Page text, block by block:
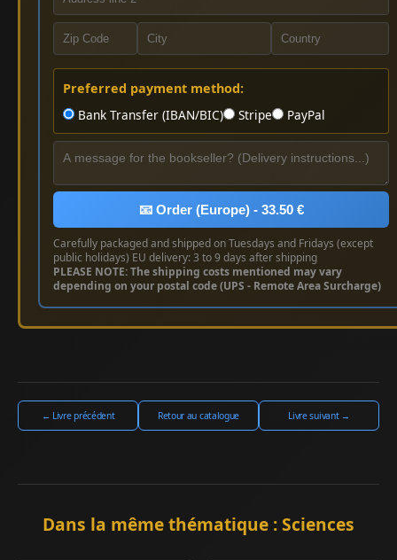
Preferred payment method:
Bank Transfer (IBAN/BIC)
Stripe PayPal
📧 Order (Europe) - 33.50 €
Carefully packaged and shipped on Tuesdays and Fridays (except
public holidays) EU delivery: 3 to 9 days after shipping
PLEASE NOTE: The shipping costs mentioned may vary
depending on your postal code (UPS - Remote Area Surcharge)
← Livre précédent Retour au catalogue Livre suivant →
Dans la même thématique : Sciences